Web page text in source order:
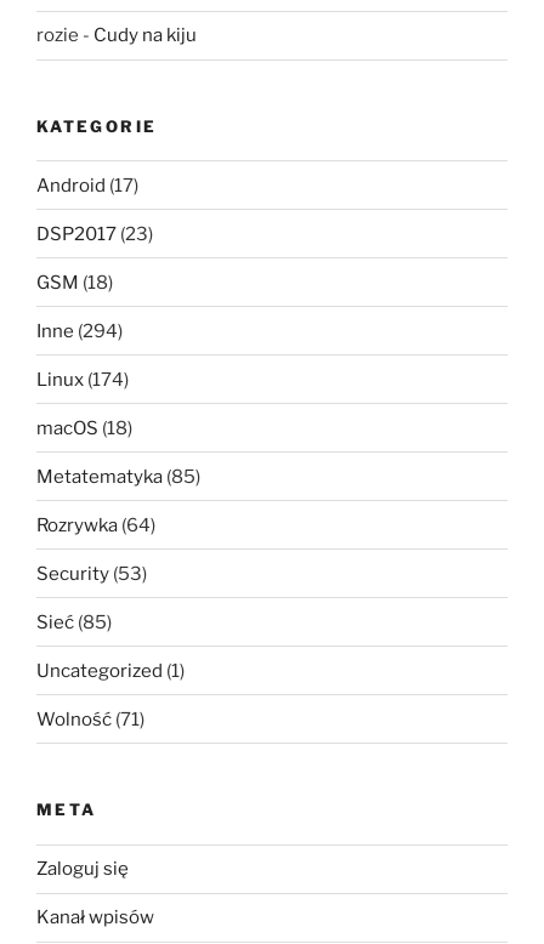
rozie - Cudy na kiju
KATEGORIE
Android (17)
DSP2017 (23)
GSM (18)
Inne (294)
Linux (174)
macOS (18)
Metatematyka (85)
Rozrywka (64)
Security (53)
Sieć (85)
Uncategorized (1)
Wolność (71)
META
Zaloguj się
Kanał wpisów